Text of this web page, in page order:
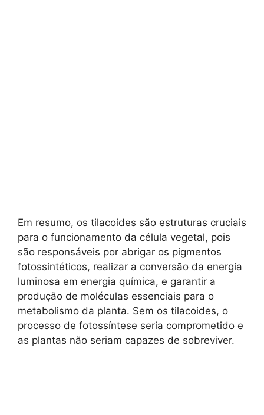
Em resumo, os tilacoides são estruturas cruciais
para o funcionamento da célula vegetal, pois
são responsáveis por abrigar os pigmentos
fotossintéticos, realizar a conversão da energia
luminosa em energia química, e garantir a
produção de moléculas essenciais para o
metabolismo da planta. Sem os tilacoides, o
processo de fotossíntese seria comprometido e
as plantas não seriam capazes de sobreviver.